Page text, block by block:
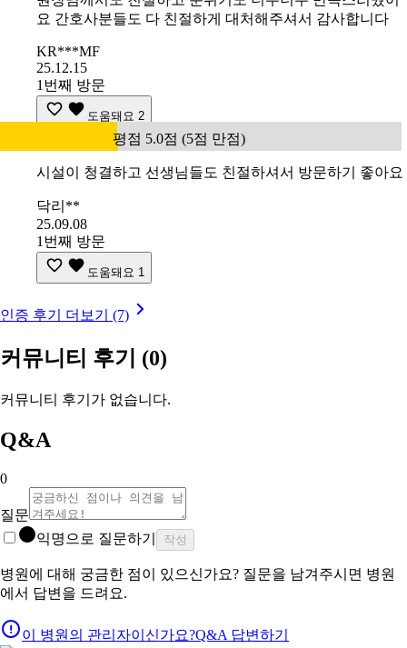
요 간호사분들도 다 친절하게 대처해주셔서 감사합니다
KR***MF
25.12.15
1번째 방문
도움돼요 2
평점 5.0점 (5점 만점)
시설이 청결하고 선생님들도 친절하셔서 방문하기 좋아요
닥리**
25.09.08
1번째 방문
도움돼요 1
인증 후기 더보기 (7)
커뮤니티 후기 (0)
커뮤니티 후기가 없습니다.
Q&A
0
질문
익명으로 질문하기
작성
병원에 대해 궁금한 점이 있으신가요? 질문을 남겨주시면 병원
에서 답변을 드려요.
이 병원의 관리자이신가요?Q&A 답변하기